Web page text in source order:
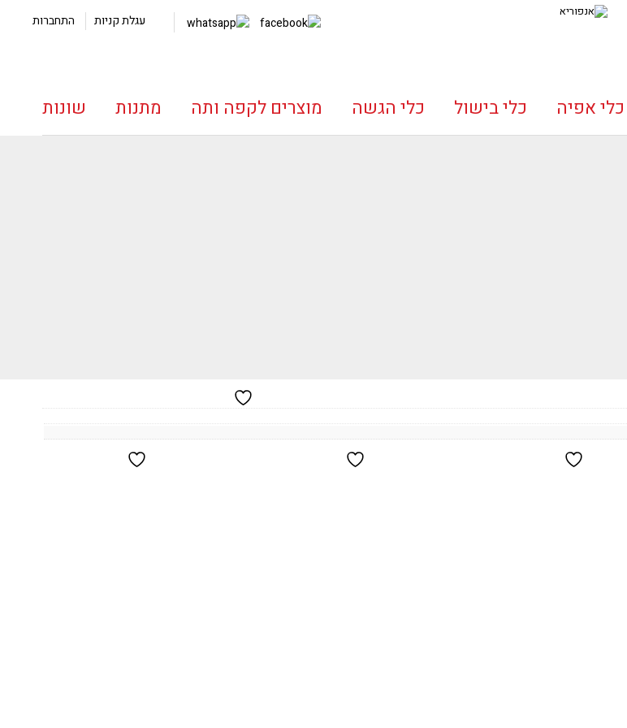
עגלת קניות התחברות
כלי אפיה כלי בישול כלי הגשה מוצרים לקפה ותה מתנות שונות